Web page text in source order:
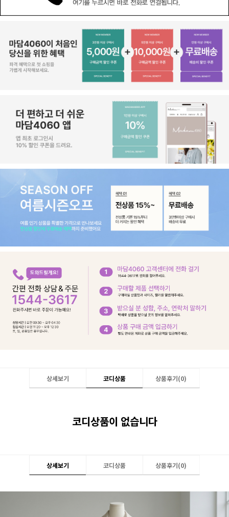
상세보기 코디상품 상품후기(0)
코디상품이 없습니다
상세보기 코디상품 상품후기(0)